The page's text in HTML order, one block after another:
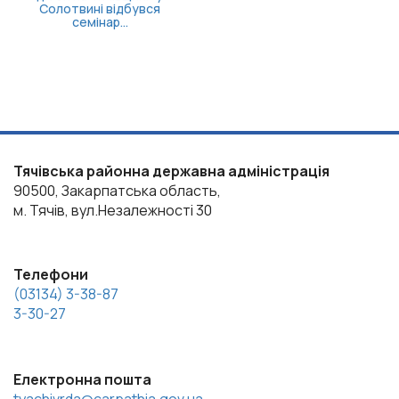
Тячівська районна державна адміністрація
90500, Закарпатська область,
м. Тячів, вул.Незалежності 30
Телефони
(03134) 3-38-87
3-30-27
Електронна пошта